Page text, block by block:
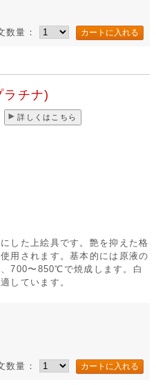
数量：
ラチナ)
詳しくはこちら
した上絵具です。艶を抑えた格
用されます。基本的には原液の
700〜850℃で焼成します。白
しています。
数量：